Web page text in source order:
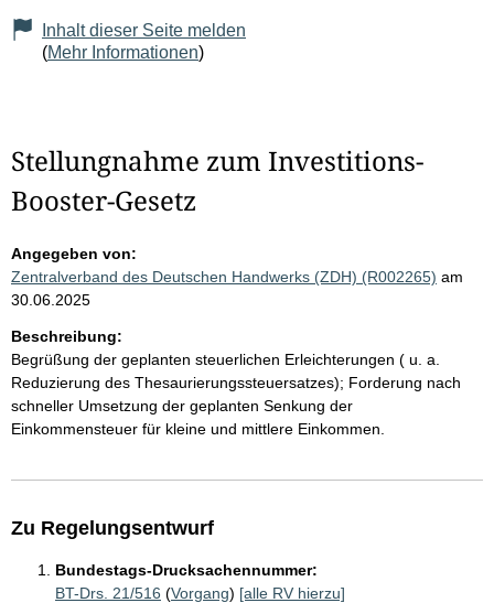
Inhalt dieser Seite melden
(Mehr Informationen)
Stellungnahme zum Investitions-
Booster-Gesetz
Angegeben von:
Zentralverband des Deutschen Handwerks (ZDH) (R002265) am
30.06.2025
Beschreibung:
Begrüßung der geplanten steuerlichen Erleichterungen ( u. a.
Reduzierung des Thesaurierungssteuersatzes); Forderung nach
schneller Umsetzung der geplanten Senkung der
Einkommensteuer für kleine und mittlere Einkommen.
Zu Regelungsentwurf
Bundestags-Drucksachennummer:
BT-Drs. 21/516 (Vorgang) [alle RV hierzu]